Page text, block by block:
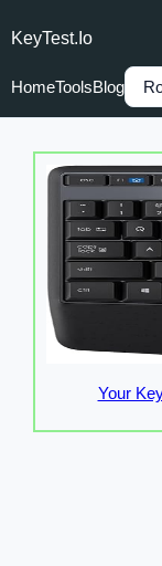
KeyTest.io
HomeToolsBlog
Your